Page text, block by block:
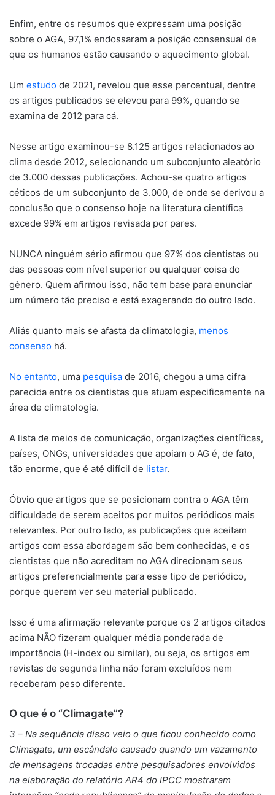
Enfim, entre os resumos que expressam uma posição
sobre o AGA, 97,1% endossaram a posição consensual de
que os humanos estão causando o aquecimento global.
Um estudo de 2021, revelou que esse percentual, dentre
os artigos publicados se elevou para 99%, quando se
examina de 2012 para cá.
Nesse artigo examinou-se 8.125 artigos relacionados ao
clima desde 2012, selecionando um subconjunto aleatório
de 3.000 dessas publicações. Achou-se quatro artigos
céticos de um subconjunto de 3.000, de onde se derivou a
conclusão que o consenso hoje na literatura científica
excede 99% em artigos revisada por pares.
NUNCA ninguém sério afirmou que 97% dos cientistas ou
das pessoas com nível superior ou qualquer coisa do
gênero. Quem afirmou isso, não tem base para enunciar
um número tão preciso e está exagerando do outro lado.
Aliás quanto mais se afasta da climatologia, menos
consenso há.
No entanto, uma pesquisa de 2016, chegou a uma cifra
parecida entre os cientistas que atuam especificamente na
área de climatologia.
A lista de meios de comunicação, organizações científicas,
países, ONGs, universidades que apoiam o AG é, de fato,
tão enorme, que é até difícil de listar.
Óbvio que artigos que se posicionam contra o AGA têm
dificuldade de serem aceitos por muitos periódicos mais
relevantes. Por outro lado, as publicações que aceitam
artigos com essa abordagem são bem conhecidas, e os
cientistas que não acreditam no AGA direcionam seus
artigos preferencialmente para esse tipo de periódico,
porque querem ver seu material publicado.
Isso é uma afirmação relevante porque os 2 artigos citados
acima NÃO fizeram qualquer média ponderada de
importância (H-index ou similar), ou seja, os artigos em
revistas de segunda linha não foram excluídos nem
receberam peso diferente.
O que é o “Climagate”?
3 – Na sequência disso veio o que ficou conhecido como
Climagate, um escândalo causado quando um vazamento
de mensagens trocadas entre pesquisadores envolvidos
na elaboração do relatório AR4 do IPCC mostraram